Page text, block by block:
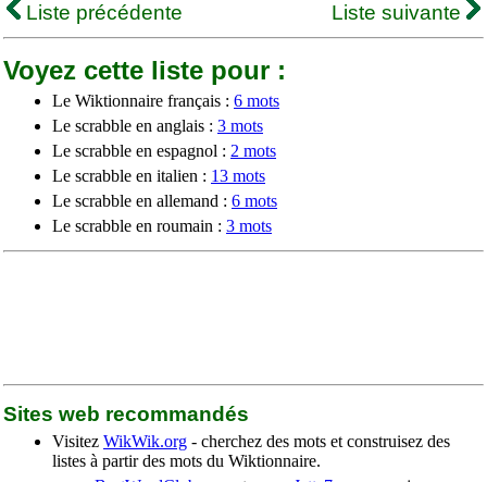
Liste précédente
Liste suivante
Voyez cette liste pour :
Le Wiktionnaire français : 6 mots
Le scrabble en anglais : 3 mots
Le scrabble en espagnol : 2 mots
Le scrabble en italien : 13 mots
Le scrabble en allemand : 6 mots
Le scrabble en roumain : 3 mots
Sites web recommandés
Visitez WikWik.org - cherchez des mots et construisez des
listes à partir des mots du Wiktionnaire.